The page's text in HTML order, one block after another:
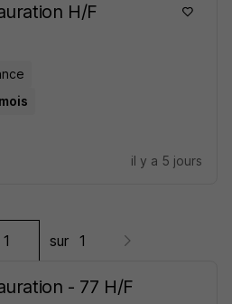
H/F
il y a 5 jours
sur 1
- 77 H/F